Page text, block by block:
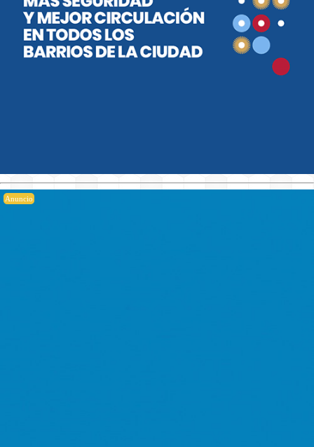
Anuncio